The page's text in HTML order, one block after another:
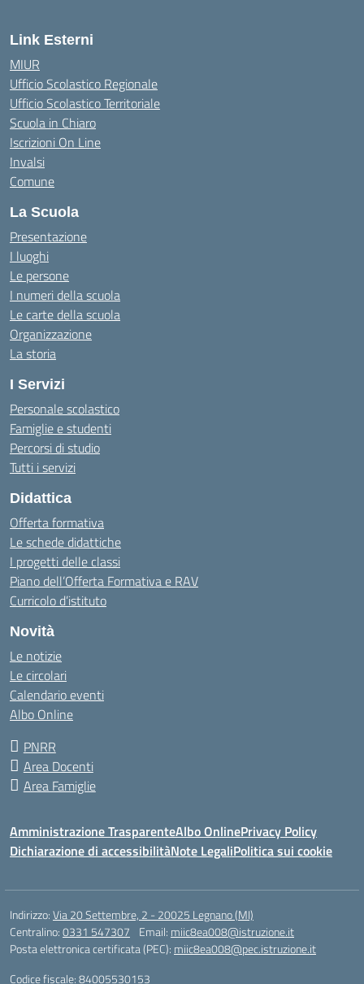
Link Esterni
MIUR
Ufficio Scolastico Regionale
Ufficio Scolastico Territoriale
Scuola in Chiaro
Iscrizioni On Line
Invalsi
Comune
La Scuola
Presentazione
I luoghi
Le persone
I numeri della scuola
Le carte della scuola
Organizzazione
La storia
I Servizi
Personale scolastico
Famiglie e studenti
Percorsi di studio
Tutti i servizi
Didattica
Offerta formativa
Le schede didattiche
I progetti delle classi
Piano dell’Offerta Formativa e RAV
Curricolo d’istituto
Novità
Le notizie
Le circolari
Calendario eventi
Albo Online
PNRR
Area Docenti
Area Famiglie
Amministrazione TrasparenteAlbo OnlinePrivacy Policy
Dichiarazione di accessibilitàNote LegaliPolitica sui cookie
Indirizzo:Via 20 Settembre, 2 - 20025 Legnano (MI)
Centralino:0331 547307 Email: miic8ea008@istruzione.it
Posta elettronica certificata (PEC): miic8ea008@pec.istruzione.it
Codice fiscale: 84005530153